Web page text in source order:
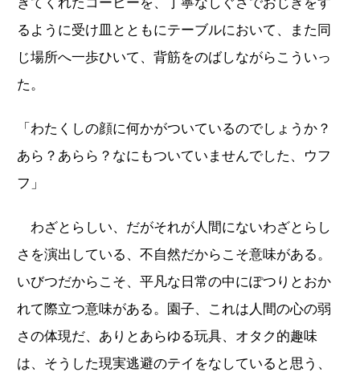
るように受け皿とともにテーブルにおいて、また同
じ場所へ一歩ひいて、背筋をのばしながらこういっ
た。
「わたくしの顔に何かがついているのでしょうか？
あら？あらら？なにもついていませんでした、ウフ
フ」
わざとらしい、だがそれが人間にないわざとらし
さを演出している、不自然だからこそ意味がある。
いびつだからこそ、平凡な日常の中にぽつりとおか
れて際立つ意味がある。園子、これは人間の心の弱
さの体現だ、ありとあらゆる玩具、オタク的趣味
は、そうした現実逃避のテイをなしていると思う、